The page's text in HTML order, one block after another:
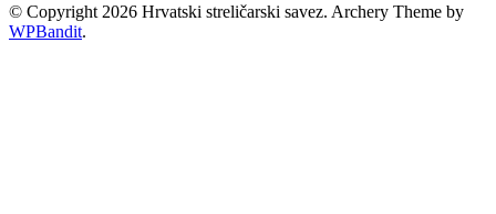
© Copyright 2026 Hrvatski streličarski savez. Archery Theme by
WPBandit.